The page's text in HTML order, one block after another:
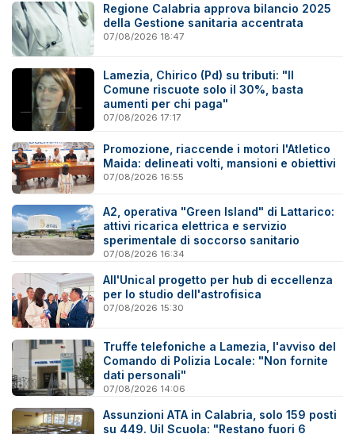
Regione Calabria approva bilancio 2025
della Gestione sanitaria accentrata
07/08/2026 18:47
Lamezia, Chirico (Pd) su tributi: "Il
Comune riscuote solo il 30%, basta
aumenti per chi paga"
07/08/2026 17:17
Promozione, riaccende i motori l'Atletico
Maida: delineati volti, mansioni e obiettivi
07/08/2026 16:55
A2, operativa "Green Island" di Lattarico:
attivi ricarica elettrica e servizio
sperimentale di soccorso sanitario
07/08/2026 16:34
All'Unical progetto per hub di eccellenza
per lo studio dell'astrofisica
07/08/2026 15:30
Truffe telefoniche a Lamezia, l'avviso del
Comando di Polizia Locale: "Non fornite
dati personali"
07/08/2026 14:06
Assunzioni ATA in Calabria, solo 159 posti
su 449. Uil Scuola: "Restano fuori 6